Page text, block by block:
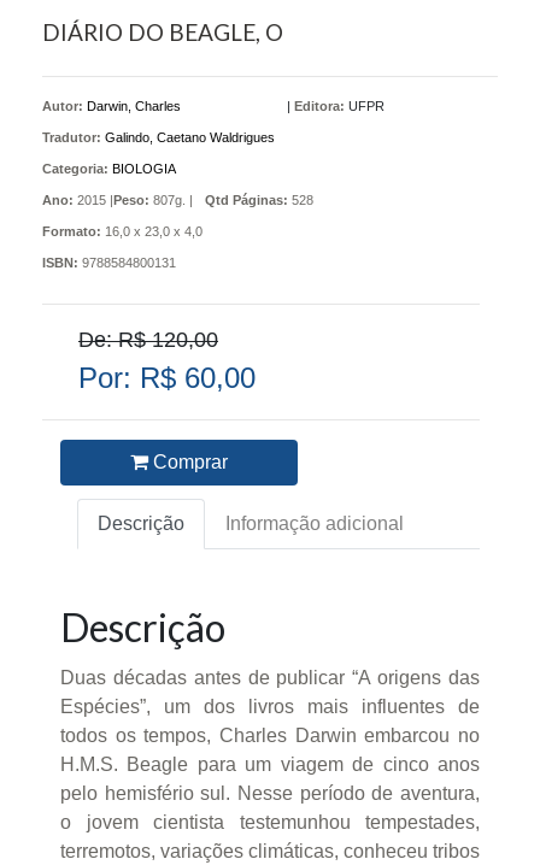
DIÁRIO DO BEAGLE, O
Autor: Darwin, Charles
Tradutor: Galindo, Caetano Waldrigues
| Editora: UFPR
Categoria: BIOLOGIA
Ano: 2015 |Peso: 807g. | Qtd Páginas: 528
Formato: 16,0 x 23,0 x 4,0
ISBN: 9788584800131
De: R$ 120,00
Por: R$ 60,00
Comprar
Descrição Informação adicional
Descrição
Duas décadas antes de publicar “A origens das
Espécies”, um dos livros mais influentes de
todos os tempos, Charles Darwin embarcou no
H.M.S. Beagle para um viagem de cinco anos
pelo hemisfério sul. Nesse período de aventura,
o jovem cientista testemunhou tempestades,
terremotos, variações climáticas, conheceu tribos